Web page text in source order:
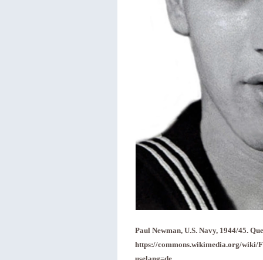
Paul Newman, U.S. Navy, 1944/45.
https://commons.wikimedia.org/wiki/